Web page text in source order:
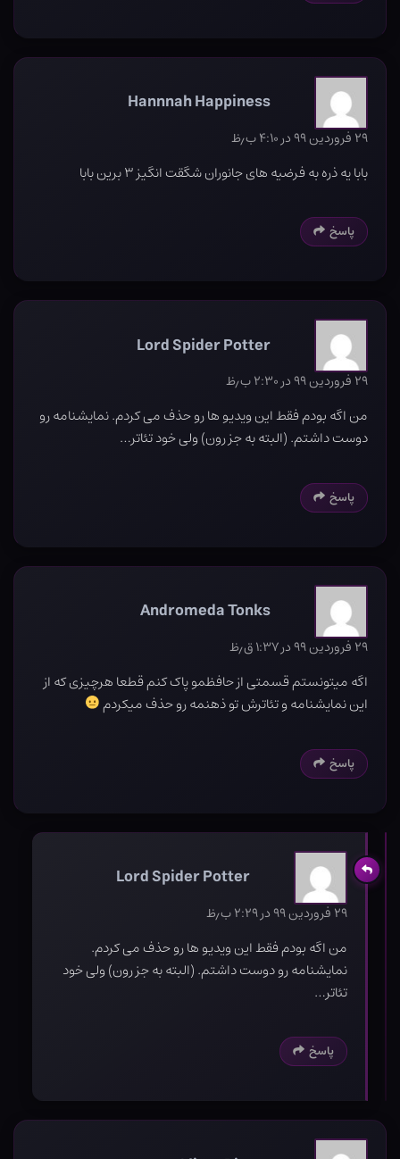
Hannnah Happiness
۲۹ فروردین ۹۹ در ۴:۱۰ ب٫ظ
بابا یه ذره به فرضیه های جانوران شگقت انگیز ۳ برین بابا
پاسخ
Lord Spider Potter
۲۹ فروردین ۹۹ در ۲:۳۰ ب٫ظ
من اگه بودم فقط این ویدیو ها رو حذف می کردم. نمایشنامه رو
دوست داشتم. (البته به جز رون) ولی خود تئاتر…
پاسخ
Andromeda Tonks
۲۹ فروردین ۹۹ در ۱:۳۷ ق٫ظ
اگه میتونستم قسمتی از حافظمو پاک کنم قطعا هرچیزی که از
این نمایشنامه و تئاترش تو ذهنمه رو حذف میکردم
پاسخ
Lord Spider Potter
۲۹ فروردین ۹۹ در ۲:۲۹ ب٫ظ
من اگه بودم فقط این ویدیو ها رو حذف می کردم.
نمایشنامه رو دوست داشتم. (البته به جز رون) ولی خود
تئاتر…
پاسخ